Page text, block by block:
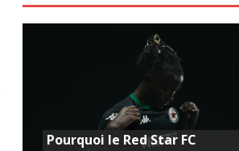
Pourquoi le Red Star FC